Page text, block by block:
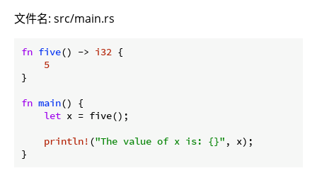
文件名: src/main.rs
fn five() -> i32 {
5
}
fn main() {
let x = five();
println! ("The value of x is: {}" , x);
}